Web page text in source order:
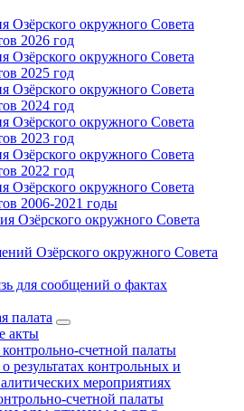
Озёрского окружного Совета
2026 год
Озёрского окружного Совета
2025 год
Озёрского окружного Совета
2024 год
Озёрского окружного Совета
2023 год
Озёрского окружного Совета
2022 год
Озёрского окружного Совета
2006-2021 годы
Озёрского окружного Совета
Озёрского окружного Совета
для сообщений о фактах
палата
акты
счетной палаты
результатах контрольных и
мероприятиях
счетной палаты